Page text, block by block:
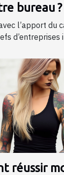
bureau ?
l’apport du
d’entreprises
réussir